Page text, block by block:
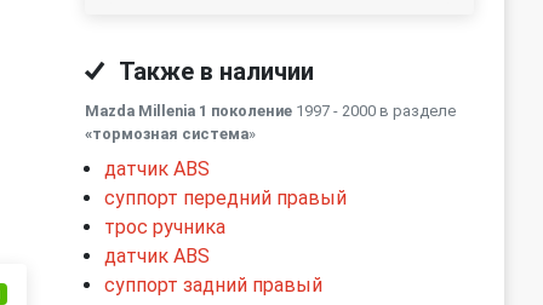
Также в наличии
Mazda Millenia 1 поколение 1997 - 2000 в разделе
«тормозная система»
датчик ABS
суппорт передний правый
трос ручника
датчик ABS
суппорт задний правый